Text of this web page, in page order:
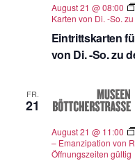
Eintrittskarten
von Di. -So. zu
August 21 @ 08:00
Karten von Di. -So.
FR.
21
August 21 @ 11:00
– Emanzipation von
Öffnungszeiten gültig